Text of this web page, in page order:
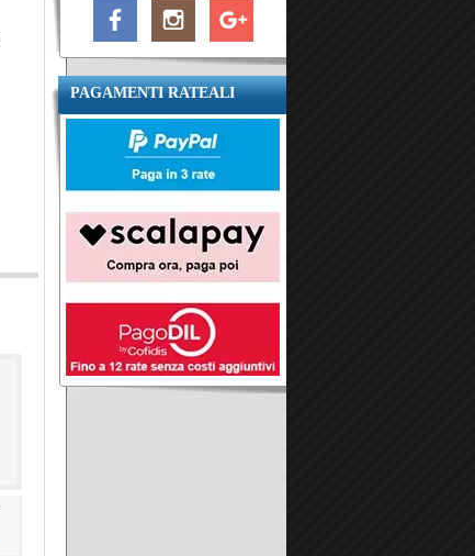
PAGAMENTI RATEALI